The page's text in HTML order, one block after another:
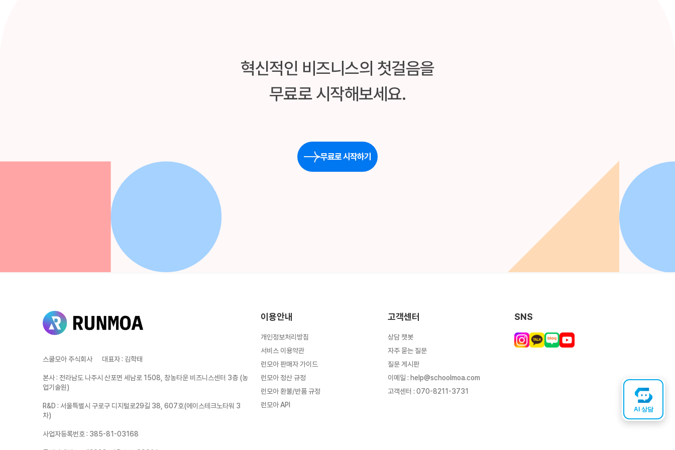
혁신적인 비즈니스의 첫걸음을
무료로 시작해보세요.
무료로 시작하기
스쿨모아 주식회사 대표자: 김학태
본사: 전라남도 나주시 산포면 세남로 1508, 창농타운 비즈니스센터 3층 (농
업기술원)
R&D : 서울특별시 구로구 디지털로29길 38, 607호(에이스테크노타워 3
차)
사업자등록번호: 385-81-03168
이용안내
개인정보처리방침
서비스 이용약관
런모아 판매자 가이드
런모아 정산 규정
런모아 환불/반품 규정
런모아 API
고객센터
상담 챗봇
자주 묻는 질문
질문 게시판
이메일 : help@schoolmoa.com
고객센터 : 070-8211-3731
SNS
AI 상담